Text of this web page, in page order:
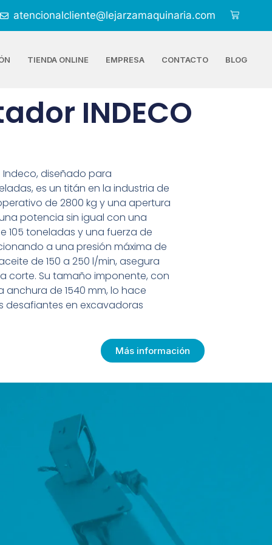
atencionalcliente@lejarzamaquinaria.com
TIENDA ONLINE EMPRESA CONTACTO BLOG
INDECO
Indeco, diseñado para
es un titán en la industria de
de 2800 kg y una apertura
potencia sin igual con una
105 toneladas y una fuerza de
a una presión máxima de
de 150 a 250 l/min, asegura
corte. Su tamaño imponente, con
de 1540 mm, lo hace
desafiantes en excavadoras
Más información